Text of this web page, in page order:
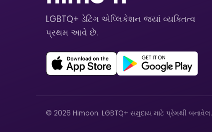
LGBTQ+ ડેટિંગ એપ્લિકેશન જ્યાં વ્યક્તિત્વ
પ્રથમ આવે છે.
© 2026 Himoon. LGBTQ+ સમુદાય માટે પ્રેમથી બનાવેલ.